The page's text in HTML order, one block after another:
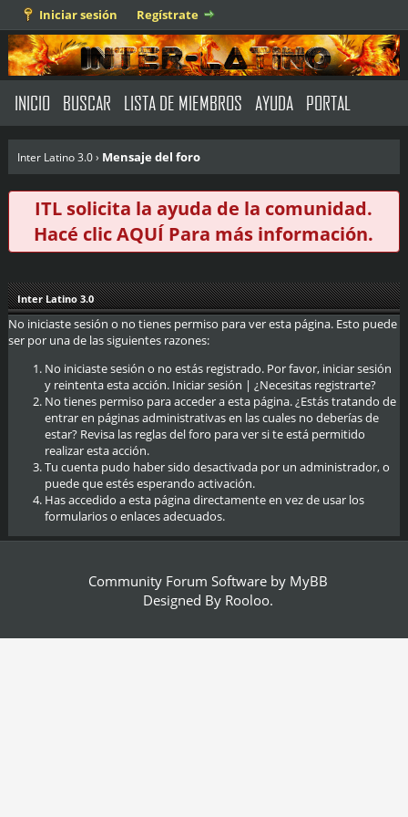
Iniciar sesión Regístrate
INICIO BUSCAR LISTA DE MIEMBROS AYUDA PORTAL
Inter Latino 3.0› Mensaje del foro
ITL solicita la ayuda de la comunidad.
Hacé clicAQUÍ Para más información.
Inter Latino 3.0
No iniciaste sesión o no tienes permiso para ver esta página. Esto puede
ser por una de las siguientes razones:
No iniciaste sesión o no estás registrado. Por favor, iniciar sesión
y reintenta esta acción. Iniciar sesión | ¿Necesitas registrarte?
No tienes permiso para acceder a esta página. ¿Estás tratando de
entrar en páginas administrativas en las cuales no deberías de
estar? Revisa las reglas del foro para ver si te está permitido
realizar esta acción.
Tu cuenta pudo haber sido desactivada por un administrador, o
puede que estés esperando activación.
Has accedido a esta página directamente en vez de usar los
formularios o enlaces adecuados.
Community Forum Software by MyBB
Designed By Rooloo.